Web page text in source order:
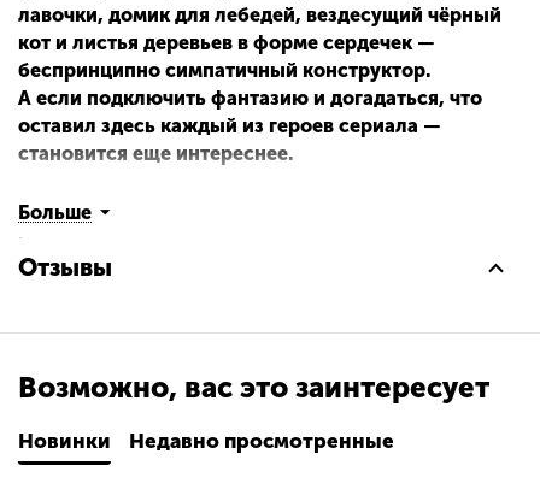
лавочки, домик для лебедей, вездесущий чёрный
кот и листья деревьев в форме сердечек —
беспринципно симпатичный конструктор.
А если подключить фантазию и догадаться, что
оставил здесь каждый из героев сериала —
становится еще интереснее.
Размер коробки: 37х28х10
Размер собранного панно: 32х12х19 см
В наборе: детальки, сепаратор, инструкция,
Больше
Отзывы
Возможно, вас это заинтересует
Новинки Недавно просмотренные